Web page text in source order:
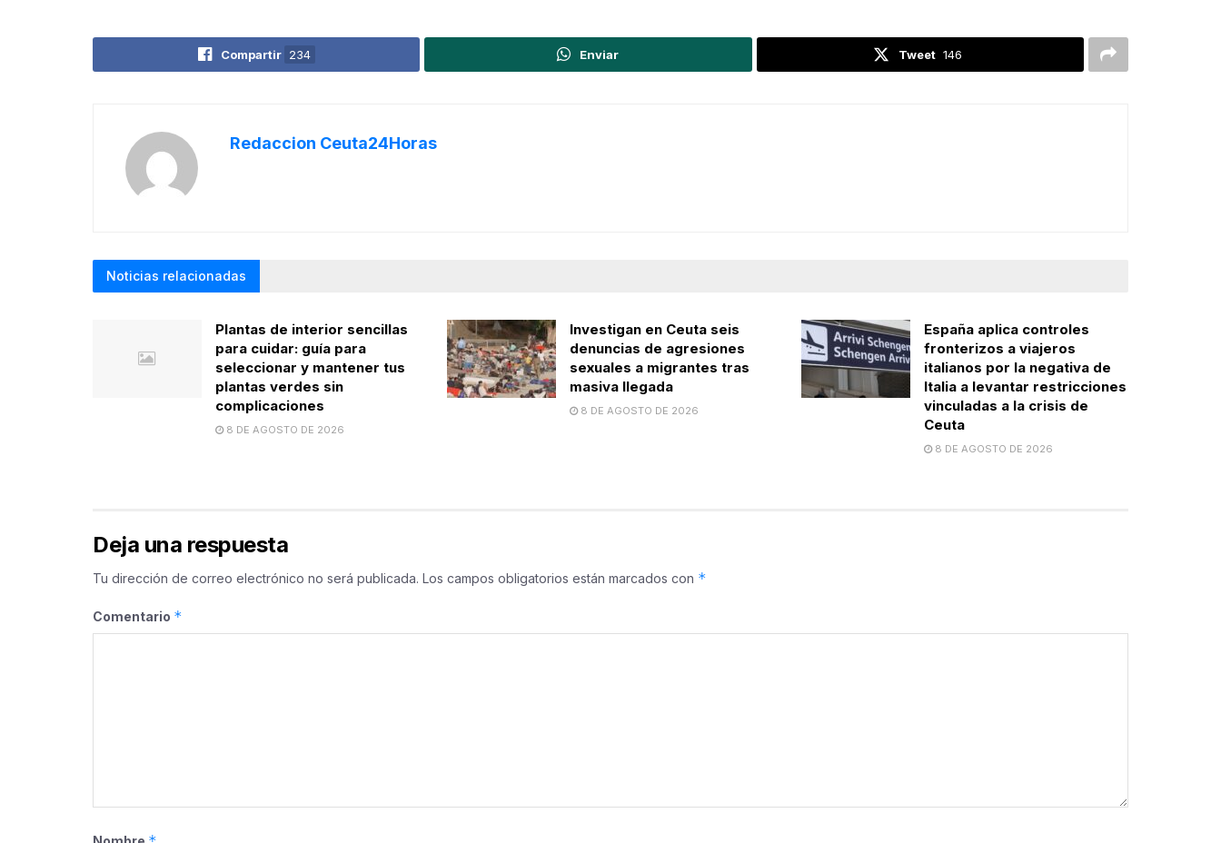
Compartir 234 Enviar Tweet 146
Redaccion Ceuta24Horas
Noticias relacionadas
Plantas de interior sencillas
para cuidar: guía para
seleccionar y mantener tus
plantas verdes sin
complicaciones
8 DE AGOSTO DE 2026
Investigan en Ceuta seis
denuncias de agresiones
sexuales a migrantes tras
masiva llegada
8 DE AGOSTO DE 2026
España aplica controles
fronterizos a viajeros
italianos por la negativa de
Italia a levantar restricciones
vinculadas a la crisis de
Ceuta
8 DE AGOSTO DE 2026
Deja una respuesta
Tu dirección de correo electrónico no será publicada. Los campos obligatorios están marcados con *
Comentario *